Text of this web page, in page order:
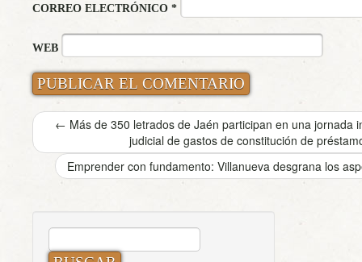
CORREO ELECTRÓNICO *
WEB
← Más de 350 letrados de Jaén participan en una jornada
judicial de gastos de constitución de
Emprender con fundamento: Villanueva desgrana los
BUSCAR: